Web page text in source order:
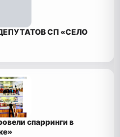
СП «СЕЛО
спарринги в